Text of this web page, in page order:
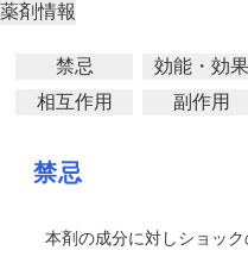
薬剤情報
禁忌 効能・効果
相互作用
副作用
禁忌
本剤の成分に対しショッ